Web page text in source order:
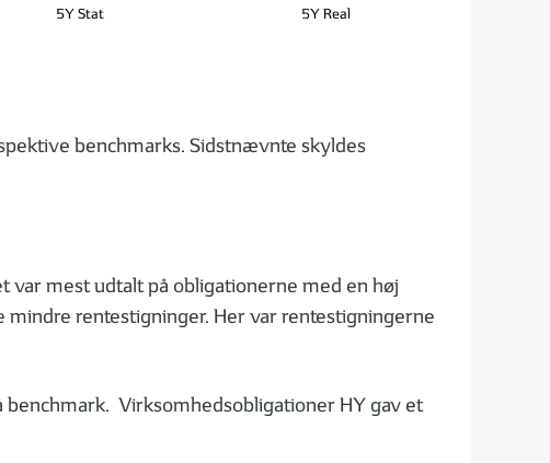
5Y Stat 5Y Real
benchmarks. Sidstnævnte skyldes
var mest udtalt på obligationerne med en høj
rentestigninger. Her var rentestigningerne
benchmark. Virksomhedsobligationer HY gav et